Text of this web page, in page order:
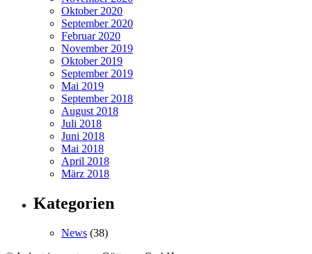
Oktober 2020
September 2020
Februar 2020
November 2019
Oktober 2019
September 2019
Mai 2019
September 2018
August 2018
Juli 2018
Juni 2018
Mai 2018
April 2018
März 2018
Kategorien
News (38)